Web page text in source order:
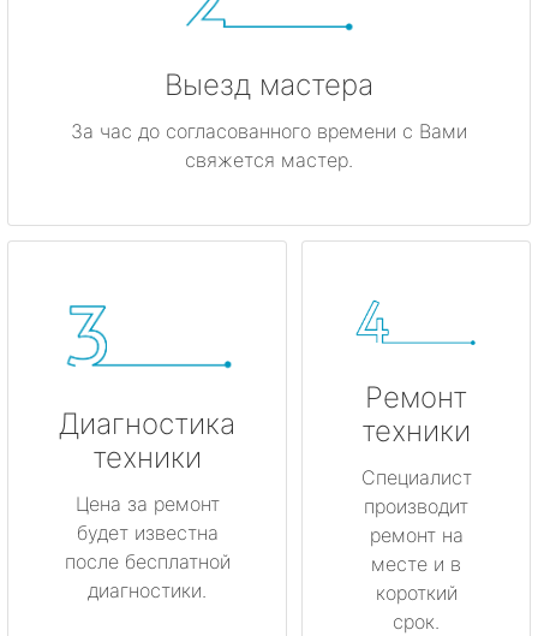
Выезд мастера
За час до согласованного времени с Вами
свяжется мастер.
Диагностика
техники
Цена за ремонт
будет известна
после бесплатной
диагностики.
Ремонт
техники
Специалист
производит
ремонт на
месте и в
короткий
срок.